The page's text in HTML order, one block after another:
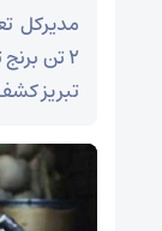
مدیرکل
۲ تن
تبریز